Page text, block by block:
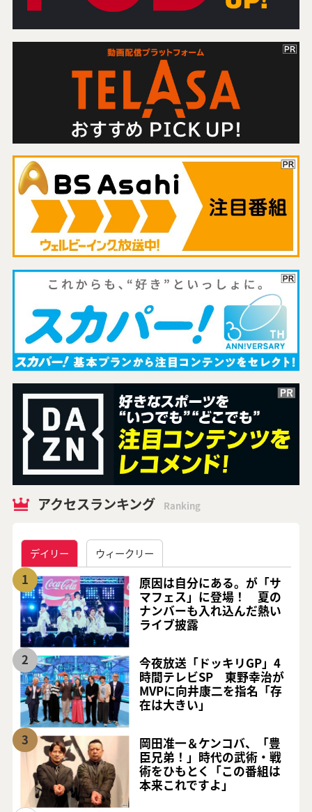
アクセスランキング Ranking
デイリー ウィークリー
1
原因は自分にある。が「サ
マフェス」に登場！ 夏の
ナンバーも入れ込んだ熱い
ライブ披露
2
今夜放送「ドッキリGP」4
時間テレビSP 東野幸治が
MVPに向井康二を指名「存
在は大きい」
3
岡田准一＆ケンコバ、「豊
臣兄弟！」時代の武術・戦
術をひもとく「この番組は
本来これですよ」